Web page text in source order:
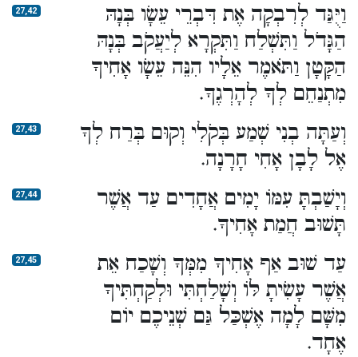
27,42
וַיֻּגַּד לְרִבְקָה אֶת דִּבְרֵי עֵשָׂו בְּנָהּ
הַגָּדֹל וַתִּשְׁלַח וַתִּקְרָא לְיַעֲקֹב בְּנָהּ
הַקָּטָן וַתֹּאמֶר אֵלָיו הִנֵּה עֵשָׂו אָחִיךָ
מִתְנַחֵם לְךָ לְהָרְגֶךָ.
27,43
וְעַתָּה בְנִי שְׁמַע בְּקֹלִי וְקוּם בְּרַח לְךָ
אֶל לָבָן אָחִי חָרָנָה.
27,44
וְיָשַׁבְתָּ עִמּוֹ יָמִים אֲחָדִים עַד אֲשֶׁר
תָּשׁוּב חֲמַת אָחִיךָ.
27,45
עַד שׁוּב אַף אָחִיךָ מִמְּךָ וְשָׁכַח אֵת
אֲשֶׁר עָשִׂיתָ לּוֹ וְשָׁלַחְתִּי וּלְקַחְתִּיךָ
מִשָּׁם לָמָה אֶשְׁכַּל גַּם שְׁנֵיכֶם יוֹם
אֶחָד.